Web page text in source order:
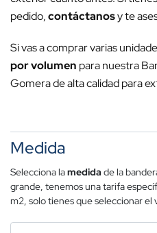
pedido,contáctanosy te
Si vas a comprar varias
por volumen para nuestra
Gomera de alta calidad para
Medida
Selecciona lamedida de la
grande, tenemos una tarifa
m2, solo tienes que seleccionar el